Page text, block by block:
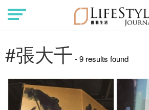
#張大千 - 9 results found